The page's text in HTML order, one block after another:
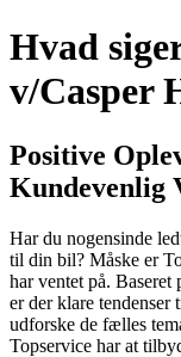
Hvad
v/Casper
Positive
Kundevenlig
Har du nogensinde
til din bil? Måske er
har ventet på. Baseret
er der klare
udforske de fælles
Topservice har at